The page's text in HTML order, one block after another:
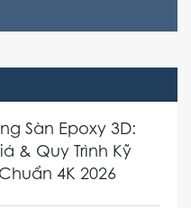
Sàn Epoxy 3D:
& Quy Trình Kỹ
4K 2026